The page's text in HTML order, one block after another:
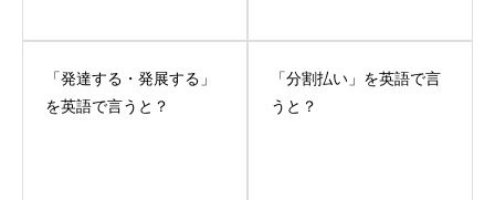
「発達する・発展する」
を英語で言うと？
「分割払い」を英語で言
うと？